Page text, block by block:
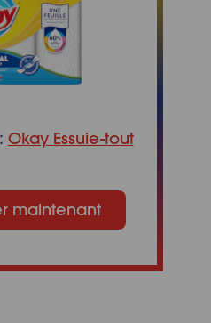
Okay Essuie-tout
maintenant